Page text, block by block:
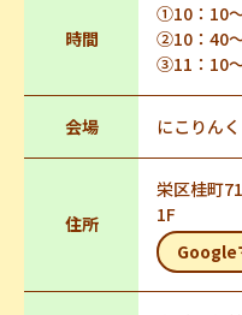
時間
①10：10
②10：40
③11：10
会場 にこりんく
住所
栄区桂町
1F
Google